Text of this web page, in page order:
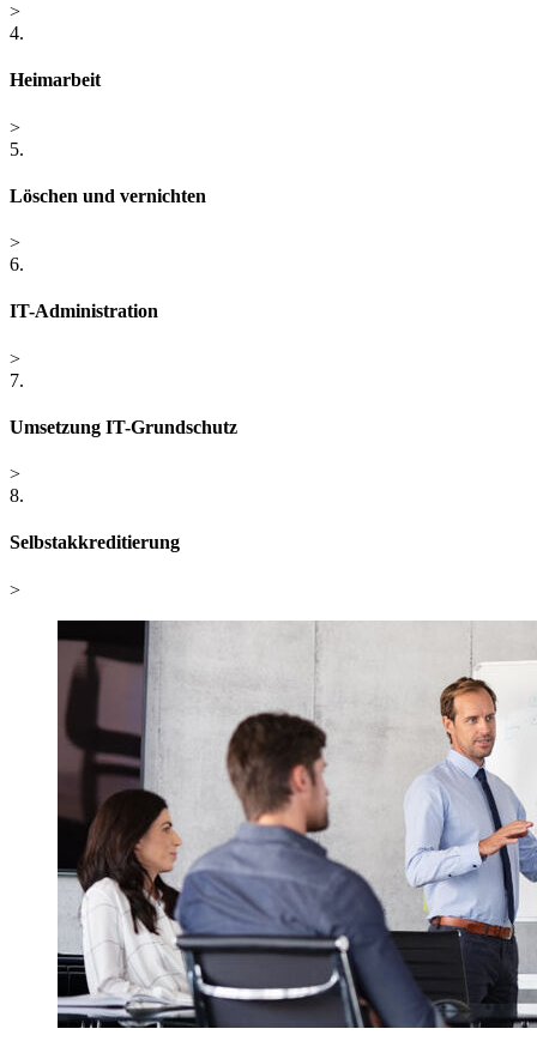
>
4.
Heimarbeit
>
5.
Löschen und vernichten
>
6.
IT-Administration
>
7.
Umsetzung IT-Grundschutz
>
8.
Selbstakkreditierung
>